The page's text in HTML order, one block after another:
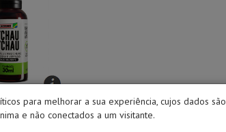
para melhorar a sua experiência, cujos dados são
e não conectados a um visitante.